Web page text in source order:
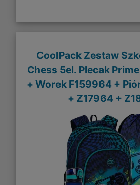
CoolPack Zestaw
Chess 5el. Plecak
+ Worek F159964 +
+ Z17964 +